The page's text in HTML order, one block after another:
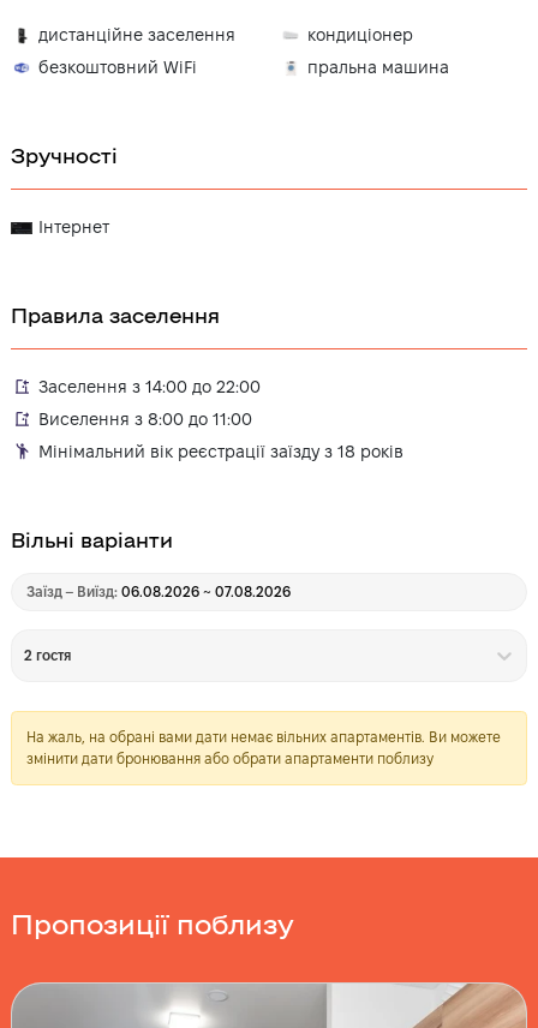
дистанційне заселення
безкоштовний WiFi
кондиціонер
пральна машина
Зручності
Інтернет
Правила заселення
Заселення з 14:00 до 22:00
Виселення з 8:00 до 11:00
Мінімальний вік реєстрації заїзду з 18 років
Вільні варіанти
Заїзд – Виїзд: 06.08.2026 ~ 07.08.2026
2 гостя
На жаль, на обрані вами дати немає вільних апартаментів. Ви можете
змінити дати бронювання або обрати апартаменти поблизу
Пропозиції поблизу